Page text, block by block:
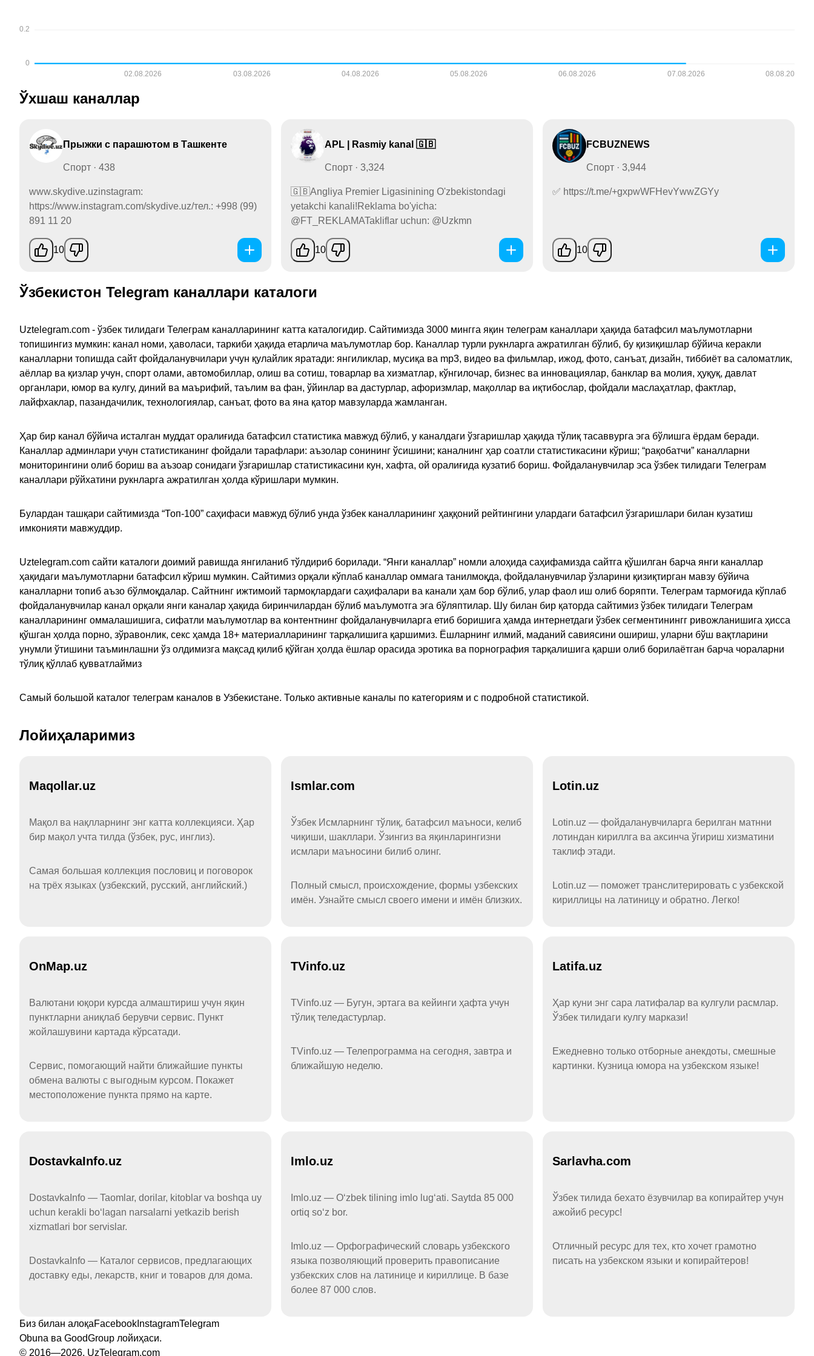
Ўхшаш каналлар
Прыжки с парашютом в Ташкенте
Спорт · 438
www.skydive.uzinstagram:
https://www.instagram.com/skydive.uz/тел.: +998 (99)
891 11 20
10
APL | Rasmiy kanal 🇬🇧
Спорт · 3,324
🇬🇧Angliya Premier Ligasinining O'zbekistondagi
yetakchi kanali!Reklama bo'yicha:
@FT_REKLAMATakliflar uchun: @Uzkmn
10
FCBUZNEWS
Спорт · 3,944
✅ https://t.me/+gxpwWFHevYwwZGYy
10
Ўзбекистон Telegram каналлари каталоги
Uztelegram.com - ўзбек тилидаги Телеграм каналларининг катта каталогидир. Сайтимизда 3000 мингга яқин телеграм каналлари ҳақида батафсил маълумотларни
топишингиз мумкин: канал номи, ҳаволаси, таркиби ҳақида етарлича маълумотлар бор. Каналлар турли рукнларга ажратилган бўлиб, бу қизиқишлар бўйича керакли
каналларни топишда сайт фойдаланувчилари учун қулайлик яратади: янгиликлар, мусиқа ва mp3, видео ва фильмлар, ижод, фото, санъат, дизайн, тиббиёт ва саломатлик,
аёллар ва қизлар учун, спорт олами, автомобиллар, олиш ва сотиш, товарлар ва хизматлар, кўнгилочар, бизнес ва инновациялар, банклар ва молия, ҳуқуқ, давлат
органлари, юмор ва кулгу, диний ва маърифий, таълим ва фан, ўйинлар ва дастурлар, афоризмлар, мақоллар ва иқтибослар, фойдали маслаҳатлар, фактлар,
лайфхаклар, пазандачилик, технологиялар, санъат, фото ва яна қатор мавзуларда жамланган.
Ҳар бир канал бўйича исталган муддат оралиғида батафсил статистика мавжуд бўлиб, у каналдаги ўзгаришлар ҳақида тўлиқ тасаввурга эга бўлишга ёрдам беради.
Каналлар админлари учун статистиканинг фойдали тарафлари: аъзолар сонининг ўсишини; каналнинг ҳар соатли статистикасини кўриш; “рақобатчи” каналларни
мониторингини олиб бориш ва аъзоар сонидаги ўзгаришлар статистикасини кун, хафта, ой оралиғида кузатиб бориш. Фойдаланувчилар эса ўзбек тилидаги Телеграм
каналлари рўйхатини рукнларга ажратилган ҳолда кўришлари мумкин.
Булардан ташқари сайтимизда “Топ-100” саҳифаси мавжуд бўлиб унда ўзбек каналларининг ҳаққоний рейтингини улардаги батафсил ўзгаришлари билан кузатиш
имконияти мавжуддир.
Uztelegram.com сайти каталоги доимий равишда янгиланиб тўлдириб борилади. “Янги каналлар” номли алоҳида саҳифамизда сайтга қўшилган барча янги каналлар
ҳақидаги маълумотларни батафсил кўриш мумкин. Сайтимиз орқали кўплаб каналлар оммага танилмоқда, фойдаланувчилар ўзларини қизиқтирган мавзу бўйича
каналларни топиб аъзо бўлмоқдалар. Сайтнинг ижтимоий тармоқлардаги саҳифалари ва канали ҳам бор бўлиб, улар фаол иш олиб боряпти. Телеграм тармоғида кўплаб
фойдаланувчилар канал орқали янги каналар ҳақида биринчилардан бўлиб маълумотга эга бўляптилар. Шу билан бир қаторда сайтимиз ўзбек тилидаги Телеграм
каналларининг оммалашишига, сифатли маълумотлар ва контентнинг фойдаланувчиларга етиб боришига ҳамда интернетдаги ўзбек сегментинингг ривожланишига ҳисса
қўшган ҳолда порно, зўравонлик, секс ҳамда 18+ материалларининг тарқалишига қаршимиз. Ёшларнинг илмий, маданий савиясини ошириш, уларни бўш вақтларини
унумли ўтишини таъминлашни ўз олдимизга мақсад қилиб қўйган ҳолда ёшлар орасида эротика ва порнография тарқалишига қарши олиб борилаётган барча чораларни
тўлиқ қўллаб қувватлаймиз
Самый большой каталог телеграм каналов в Узбекистане. Только активные каналы по категориям и с подробной статистикой.
Лойиҳаларимиз
Maqollar.uz
Мақол ва нақлларнинг энг катта коллекцияси. Ҳар
бир мақол учта тилда (ўзбек, рус, инглиз).
Самая большая коллекция пословиц и поговорок
на трёх языках (узбекский, русский, английский.)
Ismlar.com
Ўзбек Исмларнинг тўлиқ, батафсил маъноси, келиб
чиқиши, шакллари. Ўзингиз ва яқинларингизни
исмлари маъносини билиб олинг.
Полный смысл, происхождение, формы узбекских
имён. Узнайте смысл своего имени и имён близких.
Lotin.uz
Lotin.uz — фойдаланувчиларга берилган матнни
лотиндан кириллга ва аксинча ўгириш хизматини
таклиф этади.
Lotin.uz — поможет транслитерировать с узбекской
кириллицы на латиницу и обратно. Легко!
OnMap.uz
Валютани юқори курсда алмаштириш учун яқин
пунктларни аниқлаб берувчи сервис. Пункт
жойлашувини картада кўрсатади.
Сервис, помогающий найти ближайшие пункты
обмена валюты с выгодным курсом. Покажет
местоположение пункта прямо на карте.
TVinfo.uz
TVinfo.uz — Бугун, эртага ва кейинги ҳафта учун
тўлиқ теледастурлар.
TVinfo.uz — Телепрограмма на сегодня, завтра и
ближайшую неделю.
Latifa.uz
Ҳар куни энг сара латифалар ва кулгули расмлар.
Ўзбек тилидаги кулгу маркази!
Ежедневно только отборные анекдоты, смешные
картинки. Кузница юмора на узбекском языке!
DostavkaInfo.uz
DostavkaInfo — Taomlar, dorilar, kitoblar va boshqa uy
uchun kerakli boʻlagan narsalarni yetkazib berish
xizmatlari bor servislar.
DostavkaInfo — Каталог сервисов, предлагающих
доставку еды, лекарств, книг и товаров для дома.
Imlo.uz
Imlo.uz — Oʻzbek tilining imlo lugʻati. Saytda 85 000
ortiq soʻz bor.
Imlo.uz — Орфографический словарь узбекского
языка позволяющий проверить правописание
узбекских слов на латинице и кириллице. В базе
более 87 000 слов.
Sarlavha.com
Ўзбек тилида бехато ёзувчилар ва копирайтер учун
ажойиб ресурс!
Отличный ресурс для тех, кто хочет грамотно
писать на узбекском языки и копирайтеров!
Биз билан алоқаFacebook InstagramTelegram
Obuna ва GoodGroup лойиҳаси.
© 2016—2026, UzTelegram.com